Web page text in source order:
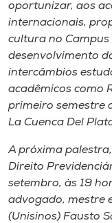
A-
oportunizar, aos
internacionais,
cultura no Campus
desenvolvimento
intercâmbios
acadêmicos como
primeiro semestre
La Cuenca Del
A próxima
Direito
setembro, às 19
advogado, mestre
(Unisinos) Fausto